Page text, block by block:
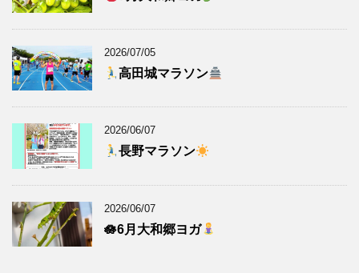
2026/07/05
高田城マラソン
2026/06/07
長野マラソン
2026/06/07
🪷6月大和郷ヨガ